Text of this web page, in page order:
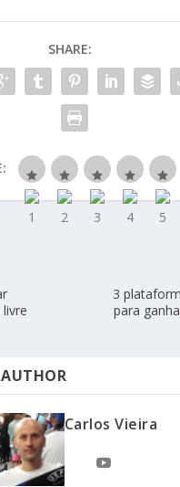
SHARE:
3
para
Carlos Vieira